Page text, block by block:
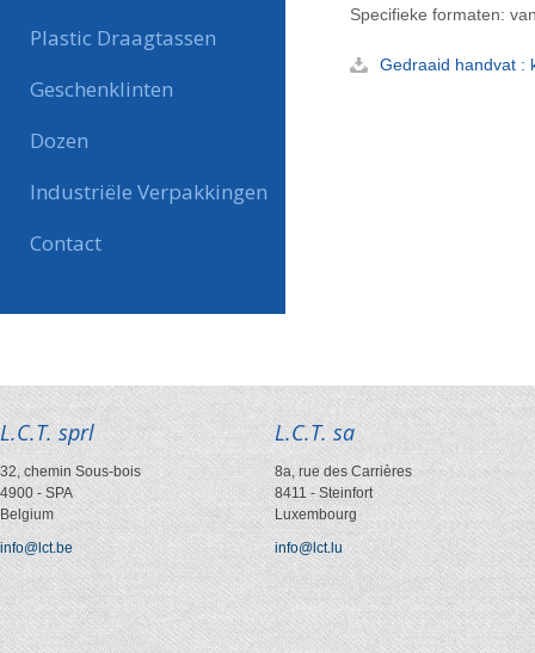
Plastic Draagtassen
Geschenklinten
Dozen
Industriële Verpakkingen
Contact
Specifieke formaten:
Gedraaid handvat :
L.C.T. sprl
32, chemin Sous-bois
4900 - SPA
Belgium
info@lct.be
L.C.T. sa
8a, rue des Carrières
8411 -Steinfort
Luxembourg
info@lct.lu